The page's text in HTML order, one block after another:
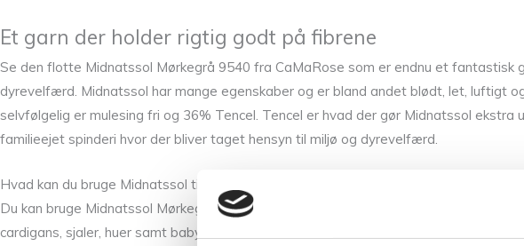
Et garn der holder rigtig godt på fibrene
Se den flotte Midnatssol Mørkegrå 9540 fra CaMaRose som er endnu et
dyrevelfærd. Midnatssol har mange egenskaber og er bland andet blødt, let, luftigt
selvfølgelig er mulesing fri og 36% Tencel. Tencel er hvad der gør Midnatssol
familieejet spinderi hvor der bliver taget hensyn til miljø og dyrevelfærd.
Hvad kan du bruge Midnatssol til?
Du kan bruge Midnatssol Mørkegrå 9540 i kombination med andre garner fra
cardigans, sjaler, huer samt baby og børnestrik. Det kan bruges som enkelttråd